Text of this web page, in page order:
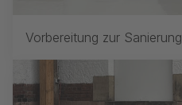
Vorbereitung zur Sanierung